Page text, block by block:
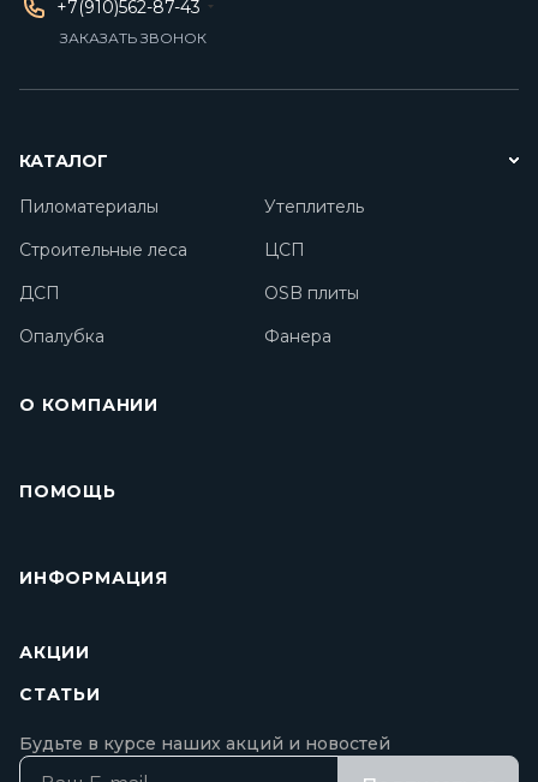
+7(910)562-87-43
ЗАКАЗАТЬ ЗВОНОК
КАТАЛОГ
Пиломатериалы
Утеплитель
Строительные леса
ЦСП
ДСП
OSB плиты
Опалубка
Фанера
О КОМПАНИИ
ПОМОЩЬ
ИНФОРМАЦИЯ
АКЦИИ
СТАТЬИ
Будьте в курсе наших акций и новостей